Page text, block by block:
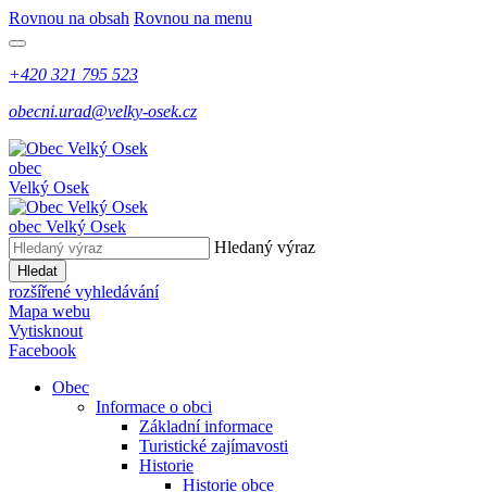
Rovnou na obsah Rovnou na menu
+420 321 795 523
obecni.urad@velky-osek.cz
obec
Velký Osek
obec Velký Osek
Hledaný výraz
Hledat
rozšířené vyhledávání
Mapa webu
Vytisknout
Facebook
Obec
Informace o obci
Základní informace
Turistické zajímavosti
Historie
Historie obce